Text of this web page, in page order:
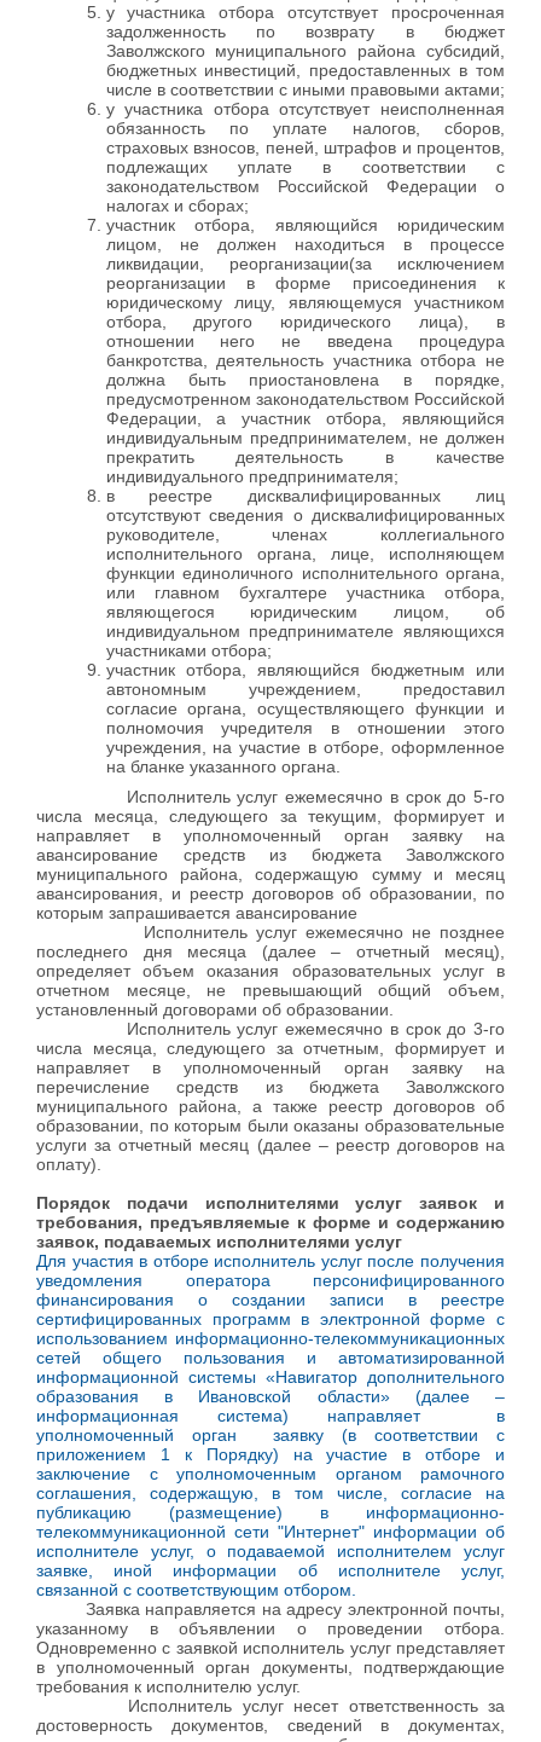
у участника отбора отсутствует просроченная
задолженность по возврату в бюджет
Заволжского муниципального района субсидий,
бюджетных инвестиций, предоставленных в том
числе в соответствии с иными правовыми актами;
у участника отбора отсутствует неисполненная
обязанность по уплате налогов, сборов,
страховых взносов, пеней, штрафов и процентов,
подлежащих уплате в соответствии с
законодательством Российской Федерации о
налогах и сборах;
участник отбора, являющийся юридическим
лицом, не должен находиться в процессе
ликвидации, реорганизации(за исключением
реорганизации в форме присоединения к
юридическому лицу, являющемуся участником
отбора, другого юридического лица), в
отношении него не введена процедура
банкротства, деятельность участника отбора не
должна быть приостановлена в порядке,
предусмотренном законодательством Российской
Федерации, а участник отбора, являющийся
индивидуальным предпринимателем, не должен
прекратить деятельность в качестве
индивидуального предпринимателя;
в реестре дисквалифицированных лиц
отсутствуют сведения о дисквалифицированных
руководителе, членах коллегиального
исполнительного органа, лице, исполняющем
функции единоличного исполнительного органа,
или главном бухгалтере участника отбора,
являющегося юридическим лицом, об
индивидуальном предпринимателе являющихся
участниками отбора;
участник отбора, являющийся бюджетным или
автономным учреждением, предоставил
согласие органа, осуществляющего функции и
полномочия учредителя в отношении этого
учреждения, на участие в отборе, оформленное
на бланке указанного органа.
Исполнитель услуг ежемесячно в срок до 5-го
числа месяца, следующего за текущим, формирует и
направляет в уполномоченный орган заявку на
авансирование средств из бюджета Заволжского
муниципального района, содержащую сумму и месяц
авансирования, и реестр договоров об образовании, по
которым запрашивается авансирование
Исполнитель услуг ежемесячно не позднее
последнего дня месяца (далее – отчетный месяц),
определяет объем оказания образовательных услуг в
отчетном месяце, не превышающий общий объем,
установленный договорами об образовании.
Исполнитель услуг ежемесячно в срок до 3-го
числа месяца, следующего за отчетным, формирует и
направляет в уполномоченный орган заявку на
перечисление средств из бюджета Заволжского
муниципального района, а также реестр договоров об
образовании, по которым были оказаны образовательные
услуги за отчетный месяц (далее – реестр договоров на
оплату).
Порядок подачи исполнителями услуг заявок и
требования, предъявляемые к форме и содержанию
заявок, подаваемых исполнителями услуг
Для участия в отборе исполнитель услуг после получения
уведомления оператора персонифицированного
финансирования о создании записи в реестре
сертифицированных программ в электронной форме с
использованием информационно-телекоммуникационных
сетей общего пользования и автоматизированной
информационной системы «Навигатор дополнительного
образования в Ивановской области» (далее –
информационная система) направляет в
уполномоченный орган заявку (в соответствии с
приложением 1 к Порядку) на участие в отборе и
заключение с уполномоченным органом рамочного
соглашения, содержащую, в том числе, согласие на
публикацию (размещение) в информационно-
телекоммуникационной сети "Интернет" информации об
исполнителе услуг, о подаваемой исполнителем услуг
заявке, иной информации об исполнителе услуг,
связанной с соответствующим отбором.
Заявка направляется на адресу электронной почты,
указанному в объявлении о проведении отбора.
Одновременно с заявкой исполнитель услуг представляет
в уполномоченный орган документы, подтверждающие
требования к исполнителю услуг.
Исполнитель услуг несет ответственность за
достоверность документов, сведений в документах,